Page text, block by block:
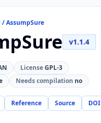
/ AssumpSure
v1.1.4
LicenseGPL-3
Needs compilation no
Reference Source
DOI